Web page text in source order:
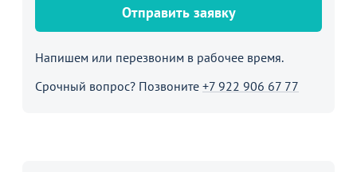
Отправить заявку
Напишем или перезвоним в рабочее время.
Срочный вопрос? Позвоните +7 922 906 67 77